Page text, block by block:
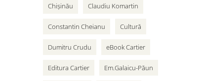
Chișinău Claudiu Komartin
Constantin Cheianu Cultură
Dumitru Crudu eBook Cartier
Editura Cartier Em.Galaicu-Păun